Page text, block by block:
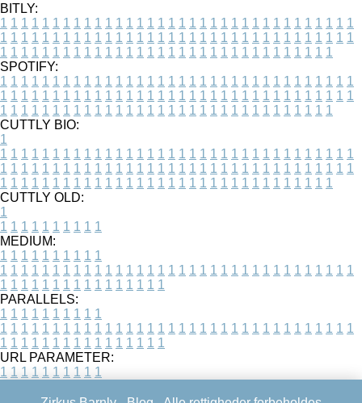
BITLY:
1 1 1 1 1 1 1 1 1 1 1 1 1 1 1 1 1 1 1 1 1 1 1 1 1 1 1 1 1 1 1 1 1 1
1 1 1 1 1 1 1 1 1 1 1 1 1 1 1 1 1 1 1 1 1 1 1 1 1 1 1 1 1 1 1 1 1 1
1 1 1 1 1 1 1 1 1 1 1 1 1 1 1 1 1 1 1 1 1 1 1 1 1 1 1 1 1 1 1 1
SPOTIFY:
1 1 1 1 1 1 1 1 1 1 1 1 1 1 1 1 1 1 1 1 1 1 1 1 1 1 1 1 1 1 1 1 1 1
1 1 1 1 1 1 1 1 1 1 1 1 1 1 1 1 1 1 1 1 1 1 1 1 1 1 1 1 1 1 1 1 1 1
1 1 1 1 1 1 1 1 1 1 1 1 1 1 1 1 1 1 1 1 1 1 1 1 1 1 1 1 1 1 1 1
CUTTLY BIO:
1
1 1 1 1 1 1 1 1 1 1 1 1 1 1 1 1 1 1 1 1 1 1 1 1 1 1 1 1 1 1 1 1 1 1
1 1 1 1 1 1 1 1 1 1 1 1 1 1 1 1 1 1 1 1 1 1 1 1 1 1 1 1 1 1 1 1 1 1
1 1 1 1 1 1 1 1 1 1 1 1 1 1 1 1 1 1 1 1 1 1 1 1 1 1 1 1 1 1 1 1
CUTTLY OLD:
1
1 1 1 1 1 1 1 1 1 1
MEDIUM:
1 1 1 1 1 1 1 1 1 1
1 1 1 1 1 1 1 1 1 1 1 1 1 1 1 1 1 1 1 1 1 1 1 1 1 1 1 1 1 1 1 1 1 1
1 1 1 1 1 1 1 1 1 1 1 1 1 1 1 1
PARALLELS:
1 1 1 1 1 1 1 1 1 1
1 1 1 1 1 1 1 1 1 1 1 1 1 1 1 1 1 1 1 1 1 1 1 1 1 1 1 1 1 1 1 1 1 1
1 1 1 1 1 1 1 1 1 1 1 1 1 1 1 1
URL PARAMETER:
1 1 1 1 1 1 1 1 1 1